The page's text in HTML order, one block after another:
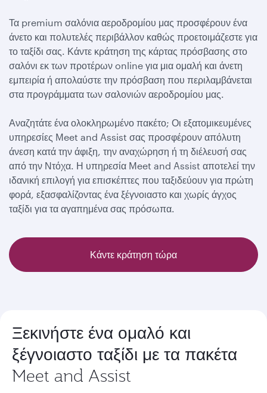
Τα premium σαλόνια αεροδρομίου μας προσφέρουν ένα
άνετο και πολυτελές περιβάλλον καθώς προετοιμάζεστε για
το ταξίδι σας. Κάντε κράτηση της κάρτας πρόσβασης στο
σαλόνι εκ των προτέρων online για μια ομαλή και άνετη
εμπειρία ή απολαύστε την πρόσβαση που περιλαμβάνεται
στα προγράμματα των σαλονιών αεροδρομίου μας.
Αναζητάτε ένα ολοκληρωμένο πακέτο; Οι εξατομικευμένες
υπηρεσίες Meet and Assist σας προσφέρουν απόλυτη
άνεση κατά την άφιξη, την αναχώρηση ή τη διέλευσή σας
από την Ντόχα. Η υπηρεσία Meet and Assist αποτελεί την
ιδανική επιλογή για επισκέπτες που ταξιδεύουν για πρώτη
φορά, εξασφαλίζοντας ένα ξέγνοιαστο και χωρίς άγχος
ταξίδι για τα αγαπημένα σας πρόσωπα.
Κάντε κράτηση τώρα
Ξεκινήστε ένα ομαλό και
ξέγνοιαστο ταξίδι με τα πακέτα
Meet and Assist